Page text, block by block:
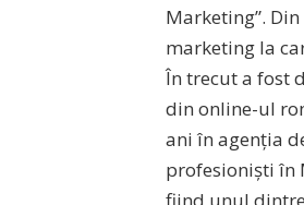
Marketing”.
marketing la
În trecut a fost
din online-ul
ani în agenția
profesioniști în
fiind unul